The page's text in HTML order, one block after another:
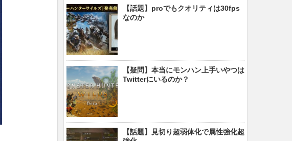
【話題】proでもクオリティは30fps
なのか
【疑問】本当にモンハン上手いやつは
Twitterにいるのか？
【話題】見切り超弱体化で属性強化超